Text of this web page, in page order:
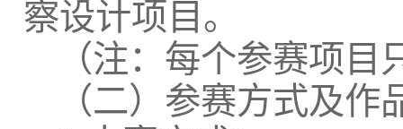
察设计项目。
（注：每个参赛项
（二）参赛方式及作